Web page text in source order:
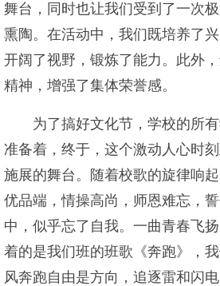
舞台，同时也让我们受到了一次
熏陶。在活动中，我们既培养了
开阔了视野，锻炼了能力。此外
精神，增强了集体荣誉感。
为了搞好文化节，学校的所
准备着，终于，这个激动人心时
施展的舞台。随着校歌的旋律响
优品端，情操高尚，师恩难忘，
中，似乎忘了自我。一曲青春飞
着的是我们班的班歌《奔跑》，
风奔跑自由是方向，追逐雷和闪